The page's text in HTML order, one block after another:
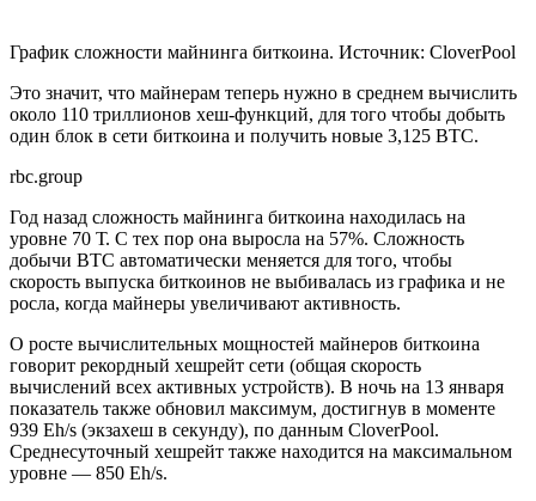
График сложности майнинга биткоина. Источник: CloverPool
Это значит, что майнерам теперь нужно в среднем вычислить
около 110 триллионов хеш-функций, для того чтобы добыть
один блок в сети биткоина и получить новые 3,125 BTC.
rbc.group
Год назад сложность майнинга биткоина находилась на
уровне 70 Т. С тех пор она выросла на 57%. Сложность
добычи BTC автоматически меняется для того, чтобы
скорость выпуска биткоинов не выбивалась из графика и не
росла, когда майнеры увеличивают активность.
О росте вычислительных мощностей майнеров биткоина
говорит рекордный хешрейт сети (общая скорость
вычислений всех активных устройств). В ночь на 13 января
показатель также обновил максимум, достигнув в моменте
939 Eh/s (экзахеш в секунду), по данным CloverPool.
Среднесуточный хешрейт также находится на максимальном
уровне — 850 Eh/s.